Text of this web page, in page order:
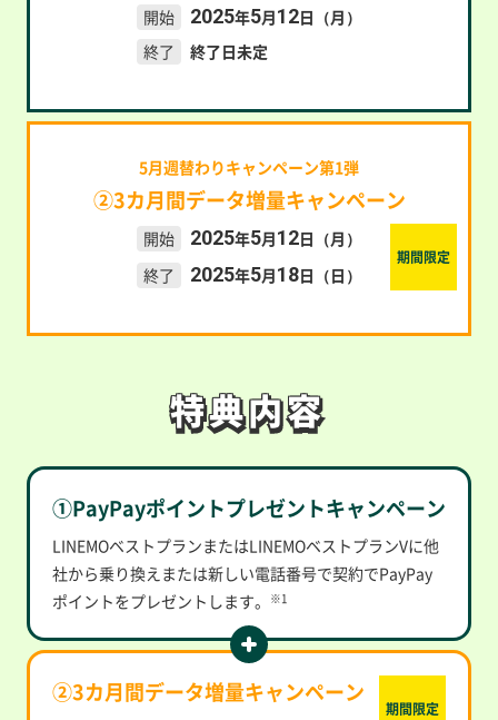
開始 2025年5月12日（月）
終了
終了日未定
期間限定
5月週替わりキャンペーン第1弾
②3カ月間データ増量キャンペーン
開始 2025年5月12日（月）
終了
2025年5月18日（日）
特典内容
特典内容
①PayPayポイントプレゼントキャンペーン
LINEMOベストプランまたはLINEMOベストプランVに他
社から乗り換えまたは新しい電話番号で契約でPayPay
ポイントをプレゼントします。
※1
②3カ月間データ増量キャンペーン
期間限定